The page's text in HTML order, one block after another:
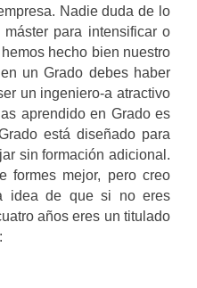
Nadie duda de lo
para intensificar o
hecho bien nuestro
un Grado debes haber
un ingeniero-a atractivo
aprendido en Grado es
está diseñado para
sin formación adicional.
formes mejor, pero creo
idea de que si no eres
años eres un titulado